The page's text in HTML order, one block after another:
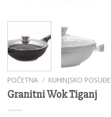
POČETNA / KUHINJSKO POSUĐE
Granitni Wok Tiganj